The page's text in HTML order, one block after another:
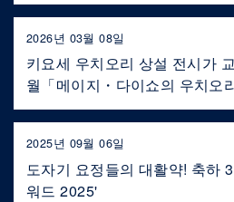
키요세 우치오리 상설 전시가
월「메이지・다이쇼의 우치오
2026년 03월 08일
도자기 요정들의 대활약! 축하
워드 2025'
2025년 09월 06일